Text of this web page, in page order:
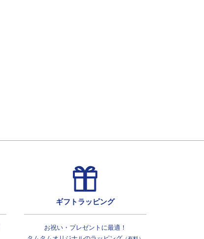
ギフトラッピング
お祝い・プレゼントに最適！